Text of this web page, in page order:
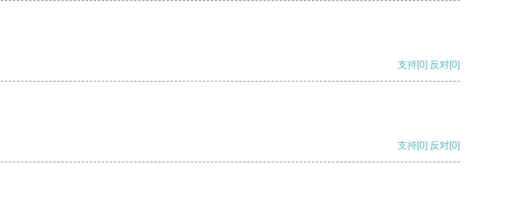
支持[0] 反对[0]
支持[0] 反对[0]